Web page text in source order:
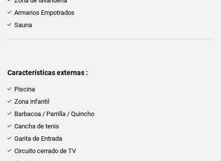
Armarios Empotrados
Sauna
Características externas :
Piscina
Zona infantil
Barbacoa / Parrilla / Quincho
Cancha de tenis
Garita de Entrada
Circuito cerrado de TV